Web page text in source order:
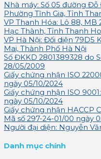
Nhà máy: Số 05 đường
Phường Tĩnh Gia, Tỉnh
VP Thanh Hóa: Lô 88, MB
Hạc Thành, Tỉnh Thanh
VP Hà Nội: Đối diện 79D5
Mai, Thành Phố Hà Nội
Số ĐKKD 2801389328 do
28/05/2009
Giấy chứng nhận ISO
ngày 05/10/2024
Giấy chứng nhận ISO
ngày 05/10/2024
Giấy chứng nhận HACCP
Mã số 297-24-01/00 ngày
Người đại diện: Nguyễn
Danh mục chính